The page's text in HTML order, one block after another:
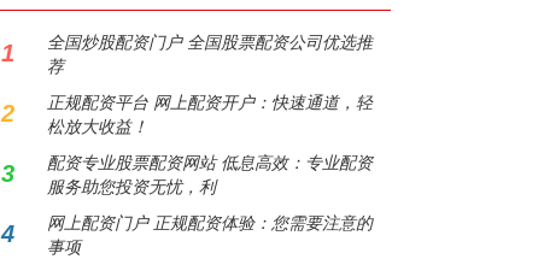
全国炒股配资门户 全国股票配资公司优选推
荐
正规配资平台 网上配资开户：快速通道，轻
松放大收益！
配资专业股票配资网站 低息高效：专业配资
服务助您投资无忧，利
网上配资门户 正规配资体验：您需要注意的
事项